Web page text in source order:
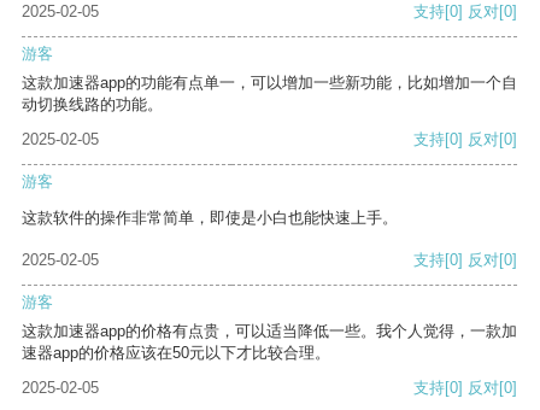
2025-02-05 支持[0] 反对[0]
游客
这款加速器app的功能有点单一，可以增加一些新功能，比如增加一个自
动切换线路的功能。
2025-02-05
支持[0] 反对[0]
游客
这款软件的操作非常简单，即使是小白也能快速上手。
2025-02-05 支持[0] 反对[0]
游客
这款加速器app的价格有点贵，可以适当降低一些。我个人觉得，一款加
速器app的价格应该在50元以下才比较合理。
2025-02-05
支持[0] 反对[0]